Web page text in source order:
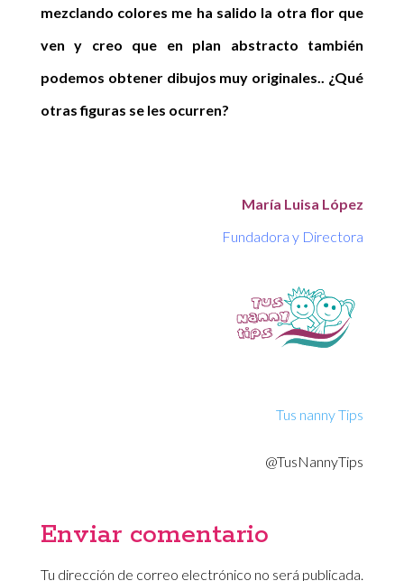
mezclando colores me ha salido la otra flor que
ven y creo que en plan abstracto también
podemos obtener dibujos muy originales.. ¿Qué
otras figuras se les ocurren?
María Luisa López
Fundadora y Directora
Tus nanny Tips
@TusNannyTips
Enviar comentario
Tu dirección de correo electrónico no será publicada.